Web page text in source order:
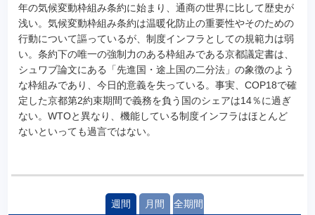
年の気候変動枠組み条約に始まり、通商の世界に比して歴史が
浅い。気候変動枠組み条約は温暖化防止の重要性やそのための
行動について謳っているが、制度インフラとしての規範力は弱
い。条約下の唯一の強制力のある枠組みである京都議定書は、
シュワブ論文にある「先進国・途上国の二分法」の象徴のよう
な枠組みであり、今日的意義を失っている。事実、COP18で確
定した京都第2約束期間で義務を負う国のシェアは14％に過ぎ
ない。WTOと異なり、機能している制度インフラはほとんど
ないといっても過言ではない。
週間 月間 全期間